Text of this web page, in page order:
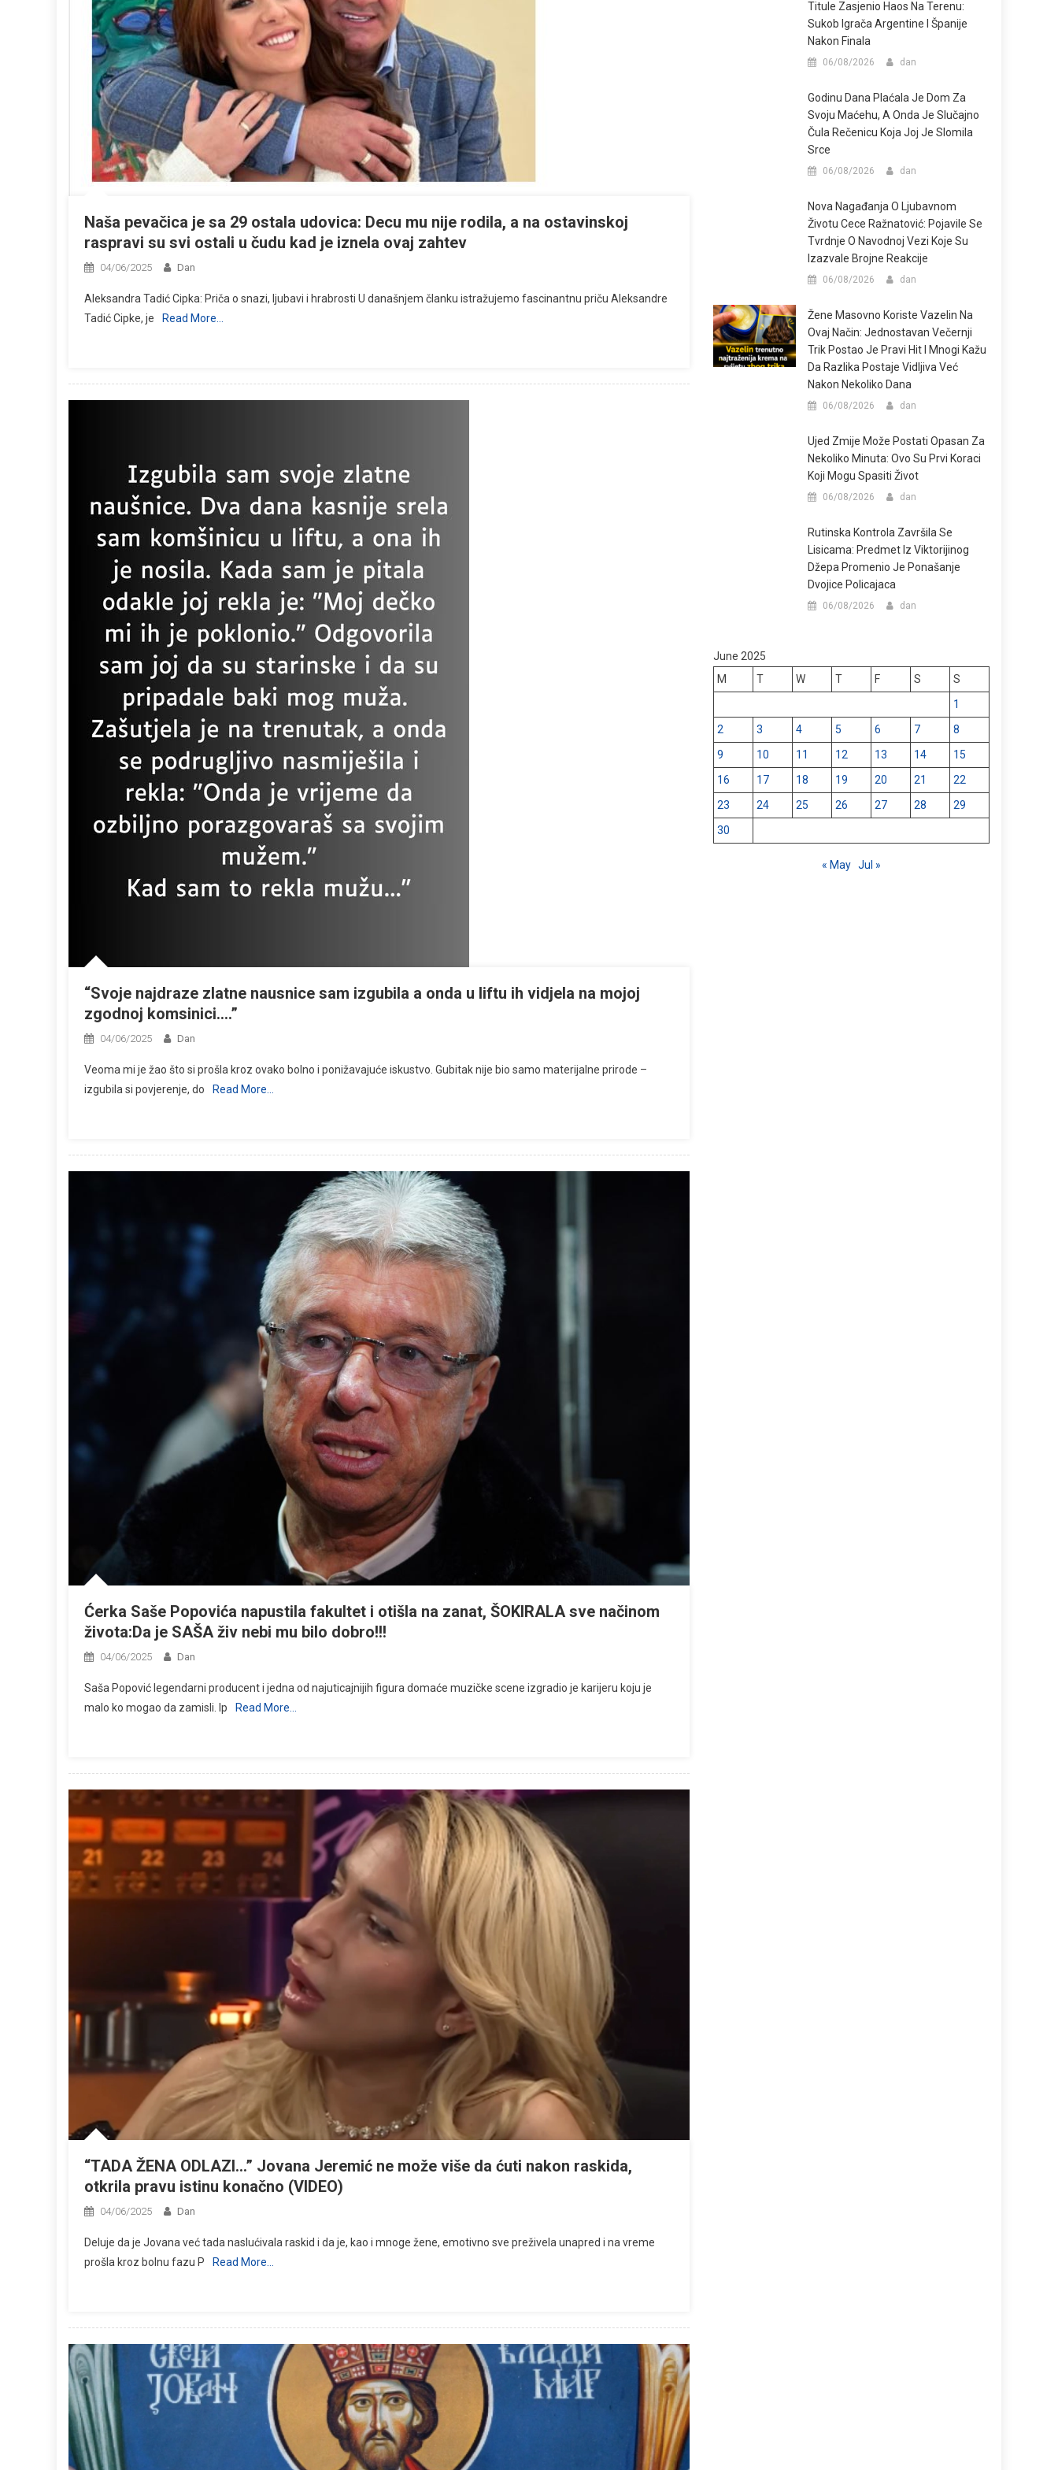
Naša pevačica je sa 29 ostala udovica: Decu mu nije rodila, a na ostavinskoj
raspravi su svi ostali u čudu kad je iznela ovaj zahtev
04/06/2025 Dan
Aleksandra Tadić Cipka: Priča o snazi, ljubavi i hrabrosti U današnjem članku istražujemo fascinantnu priču Aleksandre
Tadić Cipke, je
Read More…
“Svoje najdraze zlatne nausnice sam izgubila a onda u liftu ih vidjela na mojoj
zgodnoj komsinici….”
04/06/2025 Dan
Veoma mi je žao što si prošla kroz ovako bolno i ponižavajuće iskustvo. Gubitak nije bio samo materijalne prirode –
izgubila si povjerenje, do
Read More…
Ćerka Saše Popovića napustila fakultet i otišla na zanat, ŠOKIRALA sve načinom
života:Da je SAŠA živ nebi mu bilo dobro!!!
04/06/2025 Dan
Saša Popović legendarni producent i jedna od najuticajnijih figura domaće muzičke scene izgradio je karijeru koju je
malo ko mogao da zamisli. Ip
Read More…
“TADA ŽENA ODLAZI…” Jovana Jeremić ne može više da ćuti nakon raskida,
otkrila pravu istinu konačno (VIDEO)
04/06/2025 Dan
Deluje da je Jovana već tada naslućivala raskid i da je, kao i mnoge žene, emotivno sve preživela unapred i na vreme
prošla kroz bolnu fazu P
Read More…
Titule Zasjenio Haos Na Terenu:
Sukob Igrača Argentine I Španije
Nakon Finala
06/08/2026 dan
Godinu Dana Plaćala Je Dom Za
Svoju Maćehu, A Onda Je Slučajno
Čula Rečenicu Koja Joj Je Slomila
Srce
06/08/2026 dan
Nova Nagađanja O Ljubavnom
Životu Cece Ražnatović: Pojavile Se
Tvrdnje O Navodnoj Vezi Koje Su
Izazvale Brojne Reakcije
06/08/2026 dan
Žene Masovno Koriste Vazelin Na
Ovaj Način: Jednostavan Večernji
Trik Postao Je Pravi Hit I Mnogi Kažu
Da Razlika Postaje Vidljiva Već
Nakon Nekoliko Dana
06/08/2026 dan
Ujed Zmije Može Postati Opasan Za
Nekoliko Minuta: Ovo Su Prvi Koraci
Koji Mogu Spasiti Život
06/08/2026 dan
Rutinska Kontrola Završila Se
Lisicama: Predmet Iz Viktorijinog
Džepa Promenio Je Ponašanje
Dvojice Policajaca
06/08/2026 dan
June 2025
M
T W T F S
S
1
2
3 4 5 6 7
8
9
10 11 12 13 14
15
16
17 18 19 20 21
22
23
24 25 26 27 28
29
30
« May Jul »